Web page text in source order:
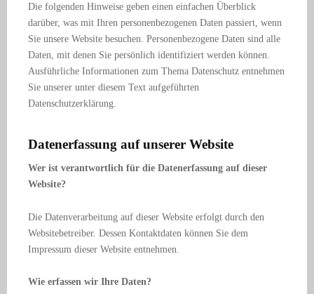
Die folgenden Hinweise geben einen einfachen Überblick
darüber, was mit Ihren personenbezogenen Daten passiert, wenn
Sie unsere Website besuchen. Personenbezogene Daten sind alle
Daten, mit denen Sie persönlich identifiziert werden können.
Ausführliche Informationen zum Thema Datenschutz entnehmen
Sie unserer unter diesem Text aufgeführten
Datenschutzerklärung.
Datenerfassung auf unserer Website
Wer ist verantwortlich für die Datenerfassung auf dieser
Website?
Die Datenverarbeitung auf dieser Website erfolgt durch den
Websitebetreiber. Dessen Kontaktdaten können Sie dem
Impressum dieser Website entnehmen.
Wie erfassen wir Ihre Daten?